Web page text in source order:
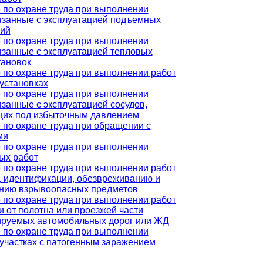
охране труда при выполнении
с эксплуатацией подъемных
охране труда при выполнении
с эксплуатацией тепловых
охране труда при выполнении работ
охране труда при выполнении
с эксплуатацией сосудов,
под избыточным давлением
охране труда при обращении с
охране труда при выполнении
работ
охране труда при выполнении работ
идентификации, обезвреживанию и
взрывоопасных предметов
охране труда при выполнении работ
от полотна или проезжей части
автомобильных дорог или ЖД
охране труда при выполнении
с патогенным заражением